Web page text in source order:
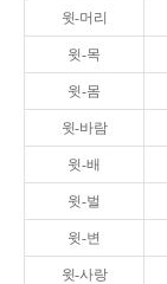
윗-머리
윗-목
윗-몸
윗-바람
윗-배
윗-벌
윗-변
윗-사랑